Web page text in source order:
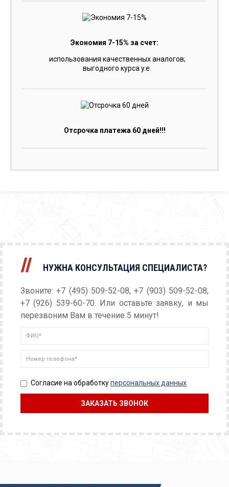
Экономия 7-15% за счет:
использования качественных аналогов;
выгодного курса y.e.
Отсрочка платежа 60 дней!!!
НУЖНА КОНСУЛЬТАЦИЯ СПЕЦИАЛИСТА?
Звоните: +7 (495) 509-52-08, +7 (903) 509-52-08,
+7 (926) 539-60-70. Или оставьте заявку, и мы
перезвоним Вам в течение 5 минут!
Согласие на обработкуперсональных данных